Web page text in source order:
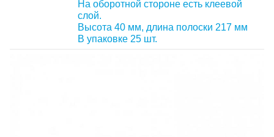
На оборотной стороне есть клеевой
слой.
Высота 40 мм, длина полоски 217 мм
В упаковке 25 шт.